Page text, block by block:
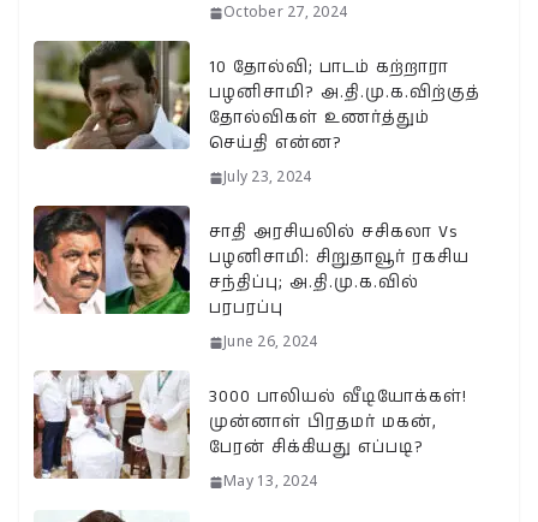
October 27, 2024
10 தோல்வி; பாடம் கற்றாரா
பழனிசாமி? அ.தி.மு.க.விற்குத்
தோல்விகள் உணர்த்தும்
செய்தி என்ன?
July 23, 2024
சாதி அரசியலில் சசிகலா Vs
பழனிசாமி: சிறுதாவூர் ரகசிய
சந்திப்பு; அ.தி.மு.க.வில்
பரபரப்பு
June 26, 2024
3000 பாலியல் வீடியோக்கள்!
முன்னாள் பிரதமர் மகன்,
பேரன் சிக்கியது எப்படி?
May 13, 2024